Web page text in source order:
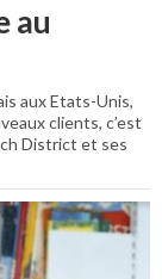
au
aux Etats-Unis,
clients, c’est
District et ses